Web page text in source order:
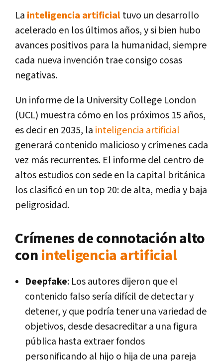
La inteligencia artificialtuvo un desarrollo
acelerado en los últimos años, y si bien hubo
avances positivos para la humanidad, siempre
cada nueva invención trae consigo cosas
negativas.
Un informe de la University College London
(UCL) muestra cómo en los próximos 15 años,
es decir en 2035, la inteligencia artificial
generará contenido malicioso y crímenes cada
vez más recurrentes. El informe del centro de
altos estudios con sede en la capital británica
los clasificó en un top 20: de alta, media y baja
peligrosidad.
Crímenes de connotación alto
con inteligencia artificial
Deepfake: Los autores dijeron que el
contenido falso sería difícil de detectar y
detener, y que podría tener una variedad de
objetivos, desde desacreditar a una figura
pública hasta extraer fondos
personificando al hijo o hija de una pareja